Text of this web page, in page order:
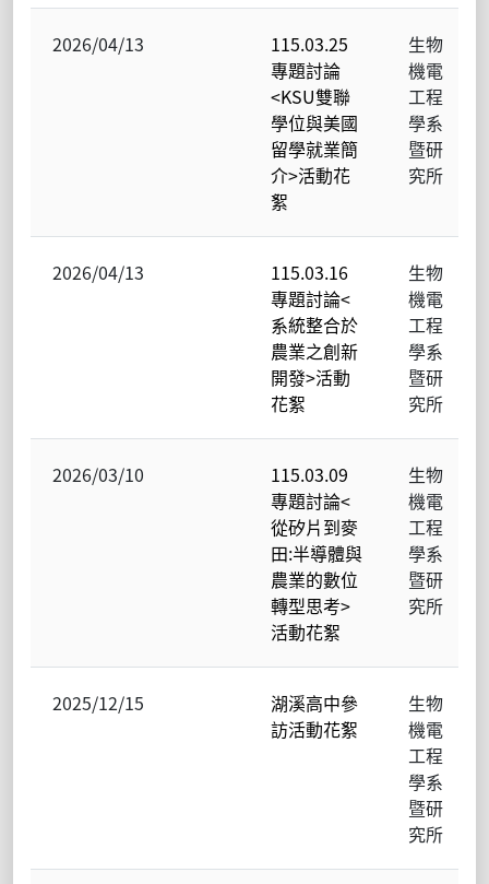
2026/04/13
115.03.25
專題討論
<KSU雙聯
學位與美國
留學就業簡
介>活動花
絮
生物
機電
工程
學系
暨研
究所
2026/04/13
115.03.16
專題討論<
系統整合於
農業之創新
開發>活動
花絮
生物
機電
工程
學系
暨研
究所
2026/03/10
115.03.09
專題討論<
從矽片到麥
田:半導體與
農業的數位
轉型思考>
活動花絮
生物
機電
工程
學系
暨研
究所
2025/12/15
湖溪高中參
訪活動花絮
生物
機電
工程
學系
暨研
究所